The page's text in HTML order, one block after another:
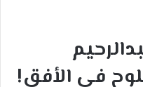
في الأفق!